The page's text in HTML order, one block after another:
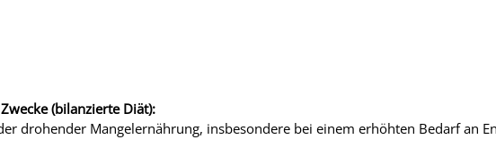
(bilanzierte Diät):
drohender Mangelernährung, insbesondere bei einem erhöhten Bedarf an